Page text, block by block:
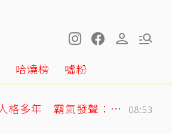
哈燒榜 噓粉
曲家瑞突發聲「我受夠了」！自曝討好型人格多年 霸氣發聲：我也會生氣 08:53